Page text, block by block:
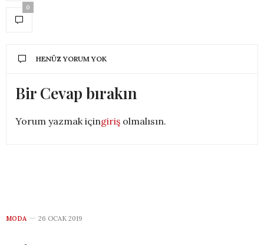
0
HENÜZ YORUM YOK
Bir Cevap bırakın
Yorum yazmak içingiriş olmalısın.
MODA 26 OCAK 2019